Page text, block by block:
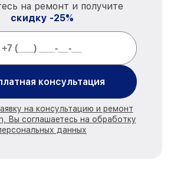
на ремонт и получите
скидку -25%
консультация
на консультацию и ремонт
Вы соглашаетесь на обработку
данных